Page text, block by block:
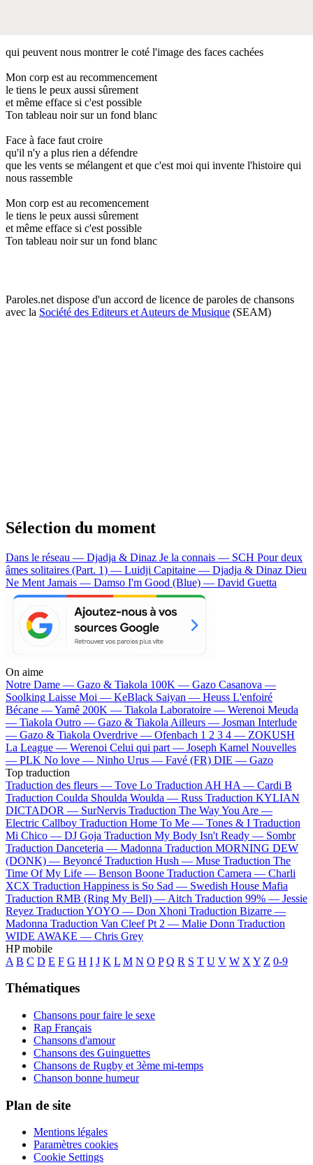
qui peuvent nous montrer le coté l'image des faces cachées
Mon corp est au recommencement
le tiens le peux aussi sûrement
et même efface si c'est possible
Ton tableau noir sur un fond blanc
Face à face faut croire
qu'il n'y a plus rien a défendre
que les vents se mélangent et que c'est moi qui invente l'histoire qui
nous rassemble
Mon corp est au recomencement
le tiens le peux aussi sûrement
et même efface si c'est possible
Ton tableau noir sur un fond blanc
Paroles.net dispose d'un accord de licence de paroles de chansons
avec la Société des Editeurs et Auteurs de Musique (SEAM)
Sélection du moment
Dans le réseau — Djadja & Dinaz Je la connais — SCH Pour deux
âmes solitaires (Part. 1) — Luidji Capitaine — Djadja & Dinaz Dieu
Ne Ment Jamais — Damso I'm Good (Blue) — David Guetta
On aime
Notre Dame — Gazo & Tiakola 100K — Gazo Casanova —
Soolking Laisse Moi — KeBlack Saiyan — Heuss L'enfoiré
Bécane —Yamê 200K — Tiakola Laboratoire — Werenoi Meuda
— Tiakola Outro — Gazo & Tiakola Ailleurs — Josman Interlude
— Gazo & Tiakola Overdrive — Ofenbach 1 2 3 4 — ZOKUSH
La League — Werenoi Celui qui part — Joseph Kamel Nouvelles
— PLK No love — Ninho Urus — Favé (FR) DIE — Gazo
Top traduction
Traduction des fleurs — Tove Lo Traduction AH HA — Cardi B
Traduction Coulda Shoulda Woulda — Russ Traduction KYLIAN
DICTADOR — SurNervis Traduction The Way You Are —
Electric Callboy Traduction Home To Me — Tones & I Traduction
Mi Chico — DJ Goja Traduction My Body Isn't Ready — Sombr
Traduction Danceteria — Madonna Traduction MORNING DEW
(DONK) — Beyoncé Traduction Hush — Muse Traduction The
Time Of My Life — Benson Boone Traduction Camera — Charli
XCX Traduction Happiness is So Sad — Swedish House Mafia
Traduction RMB (Ring My Bell) — Aitch Traduction 99% — Jessie
Reyez Traduction YOYO — Don Xhoni Traduction Bizarre —
Madonna Traduction Van Cleef Pt 2 — Malie Donn Traduction
WIDE AWAKE — Chris Grey
HP mobile
A B C D E F G H I J K L M N O P Q R S T U V W X Y Z 0-9
Thématiques
Chansons pour faire le sexe
Rap Français
Chansons d'amour
Chansons des Guinguettes
Chansons de Rugby et 3ème mi-temps
Chanson bonne humeur
Plan de site
Mentions légales
Paramètres cookies
Cookie Settings